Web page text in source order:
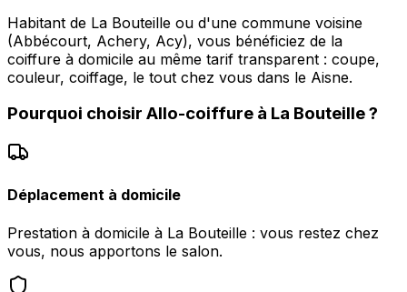
Habitant de La Bouteille ou d'une commune voisine
(Abbécourt, Achery, Acy), vous bénéficiez de la
coiffure à domicile au même tarif transparent : coupe,
couleur, coiffage, le tout chez vous dans le Aisne.
Pourquoi choisir Allo-coiffure à La Bouteille?
Déplacement à domicile
Prestation à domicile à La Bouteille : vous restez chez
vous, nous apportons le salon.